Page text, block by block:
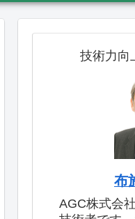
技術力向
布
AGC株式会